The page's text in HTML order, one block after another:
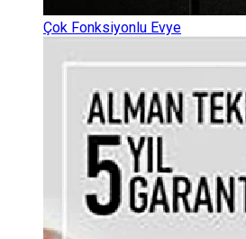
Çok Fonksiyonlu Evye